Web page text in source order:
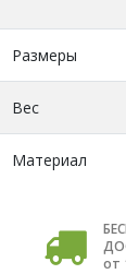
Размеры
Вес
Материал
от